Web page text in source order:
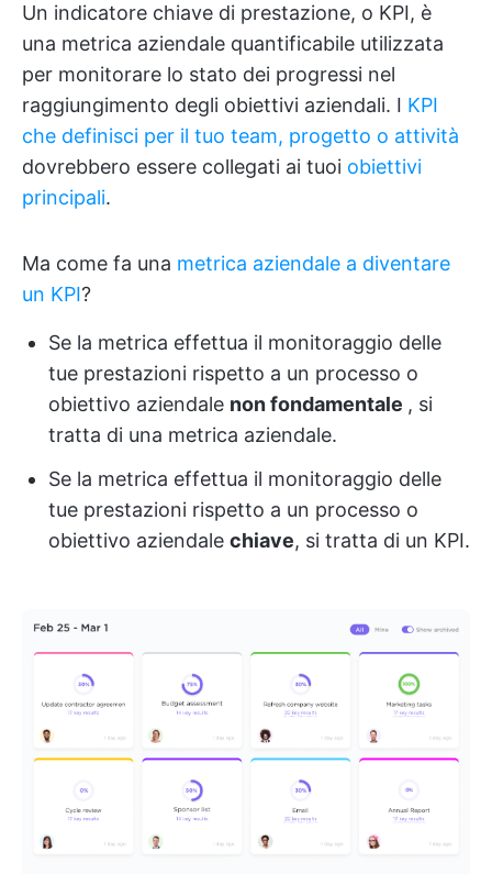
Un indicatore chiave di prestazione, o KPI, è
una metrica aziendale quantificabile utilizzata
per monitorare lo stato dei progressi nel
raggiungimento degli obiettivi aziendali. I KPI
che definisci per il tuo team, progetto o attività
dovrebbero essere collegati ai tuoi obiettivi
principali.
Ma come fa una metrica aziendale a diventare
un KPI?
Se la metrica effettua il monitoraggio delle
tue prestazioni rispetto a un processo o
obiettivo aziendale non fondamentale , si
tratta di una metrica aziendale.
Se la metrica effettua il monitoraggio delle
tue prestazioni rispetto a un processo o
obiettivo aziendale chiave, si tratta di un KPI.